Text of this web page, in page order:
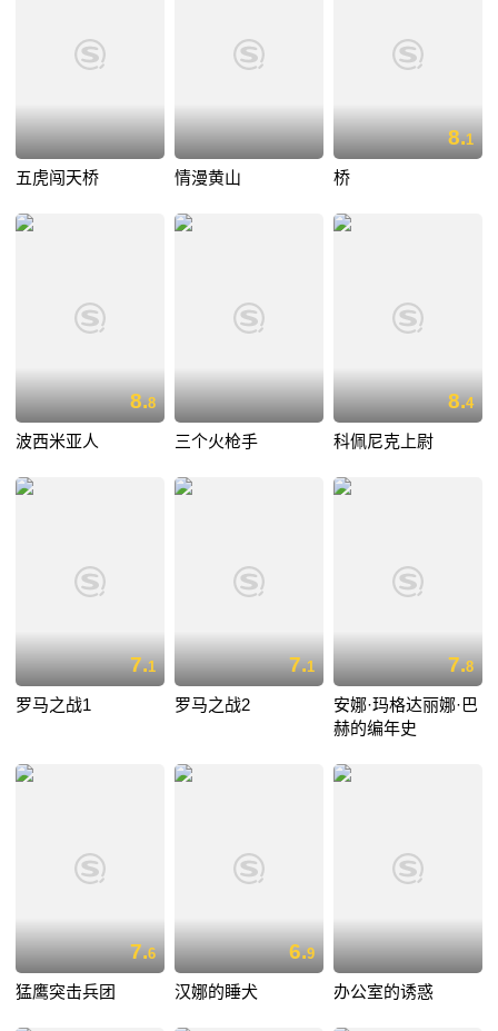
五虎闯天桥 情漫黄山
8.1
桥
8.8
波西米亚人 三个火枪手
8.4
科佩尼克上尉
7.1
罗马之战1
7.1
罗马之战2
7.8
安娜·玛格达丽娜·巴
赫的编年史
7.6
猛鹰突击兵团
6.9
汉娜的睡犬 办公室的诱惑